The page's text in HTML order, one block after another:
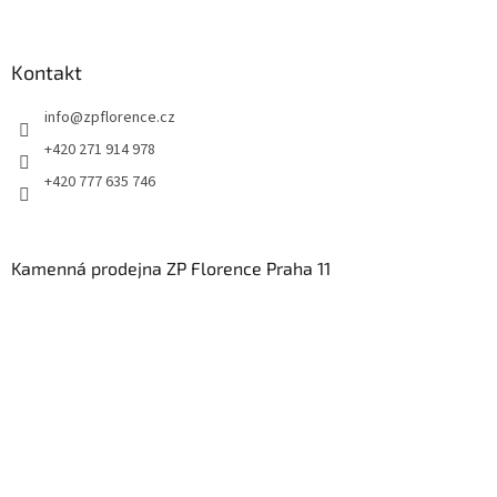
Kontakt
info@zpflorence.cz
+420 271 914 978
+420 777 635 746
Kamenná prodejna ZP Florence Praha 11